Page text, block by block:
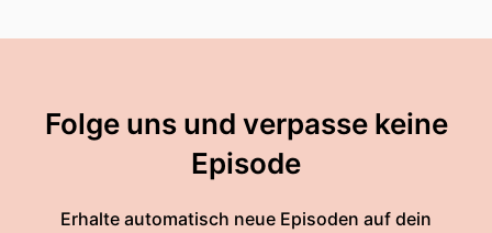
Folge uns und verpasse keine
Episode
Erhalte automatisch neue Episoden auf dein